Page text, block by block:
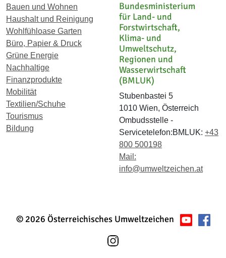
Bauen und Wohnen
Haushalt und Reinigung
Wohlfühloase Garten
Büro, Papier & Druck
Grüne Energie
Nachhaltige
Finanzprodukte
Mobilität
Textilien/Schuhe
Tourismus
Bildung
Bundesministerium
für Land- und
Forstwirtschaft,
Klima- und
Umweltschutz,
Regionen und
Wasserwirtschaft
(BMLUK)
Stubenbastei 5
1010 Wien, Österreich
Ombudsstelle -
Servicetelefon:BMLUK: +43
800 500198
Mail:
info@umweltzeichen.at
© 2026 Österreichisches Umweltzeichen